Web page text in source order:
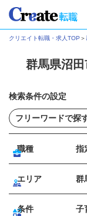
クリエイト転職・求人TOP ＞
群馬県沼
検索条件の設定
職種 指
エリア 群
条件 子